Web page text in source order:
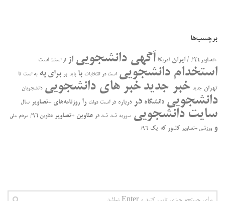
برچسب‌ها
+تصاویر ۹۶/ / ایران آمریکا آگهی دانشجویی از از است! است
استخدام دانشجویی است در انتخابات با باید بر برای به به است تا
تهران جدید خبر جدید خبر های دانشجویی دانشجویان
دانشجویی دانشگاه در درباره در ﺍﺳﺖ دولت را روزنامه‌های +تصاویر سال
سایت دانشجویی سوریه شد شد در عناوین +تصاویر عناوین ۹۶/ مردم ملی
و ورزشی +تصاویر کشور که یک ۹۶/